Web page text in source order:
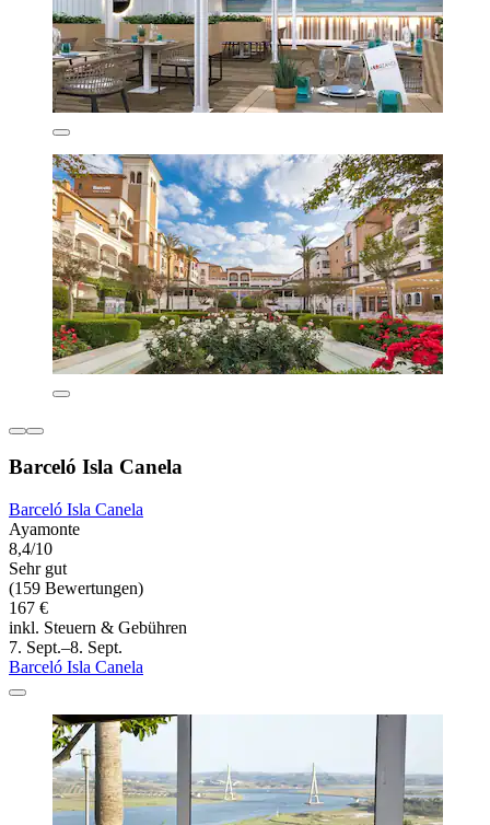
Barceló Isla Canela
Barceló Isla Canela
Ayamonte
8,4/10
Sehr gut
(159 Bewertungen)
167 €
inkl. Steuern & Gebühren
7. Sept.–8. Sept.
Barceló Isla Canela